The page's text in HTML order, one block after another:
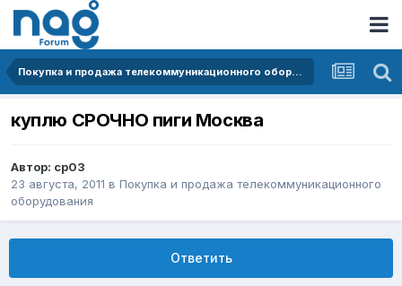
Покупка и продажа телекоммуникационного оборудования
куплю СРОЧНО пиги Москва
Автор: cp03
23 августа, 2011 в Покупка и продажа телекоммуникационного
оборудования
Ответить